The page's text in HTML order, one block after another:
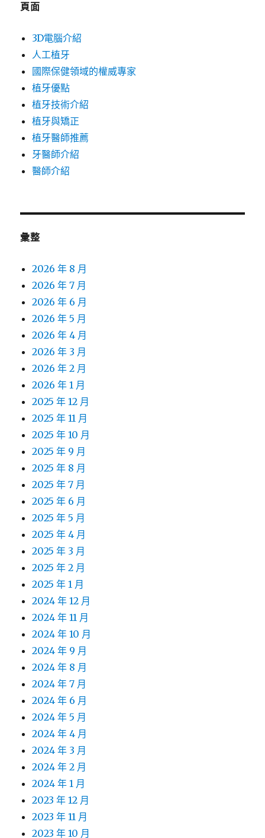
頁面
3D電腦介紹
人工植牙
國際保健領域的權威專家
植牙優點
植牙技術介紹
植牙與矯正
植牙醫師推薦
牙醫師介紹
醫師介紹
彙整
2026 年 8 月
2026 年 7 月
2026 年 6 月
2026 年 5 月
2026 年 4 月
2026 年 3 月
2026 年 2 月
2026 年 1 月
2025 年 12 月
2025 年 11 月
2025 年 10 月
2025 年 9 月
2025 年 8 月
2025 年 7 月
2025 年 6 月
2025 年 5 月
2025 年 4 月
2025 年 3 月
2025 年 2 月
2025 年 1 月
2024 年 12 月
2024 年 11 月
2024 年 10 月
2024 年 9 月
2024 年 8 月
2024 年 7 月
2024 年 6 月
2024 年 5 月
2024 年 4 月
2024 年 3 月
2024 年 2 月
2024 年 1 月
2023 年 12 月
2023 年 11 月
2023 年 10 月